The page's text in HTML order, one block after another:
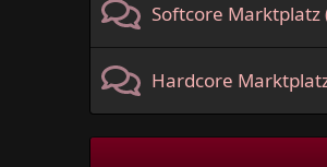
Softcore
Hardcore